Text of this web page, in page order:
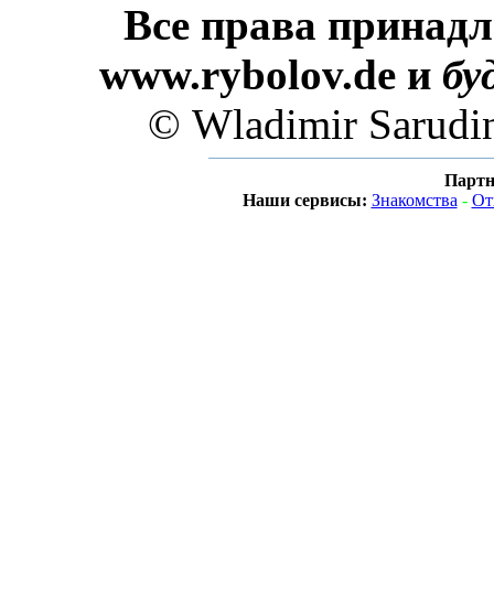
Все права
www.rybolov.de и
© Wladimir
Наши сервисы: Знакомства -